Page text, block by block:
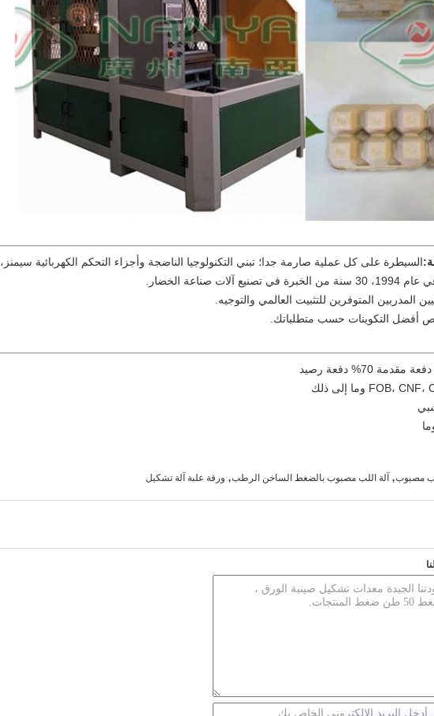
السيطرة على كل عملية صارمة جدا؛ تبني التكنولوجيا الناضجة وأجزاء التحكم الكهربائية سيمنز، FESTO & SMC أجزاء التحكم النيوماتيكي.
آلات صناعة الخضار.
المدربين المتوفرين للتثبيت العالمي والتوجيه.
أفضل التكوينات حسب متطلباتك.
, آلة اللب مصبوب بالضغط الساخن الرطب, ورقة علبة آلة تشكيل